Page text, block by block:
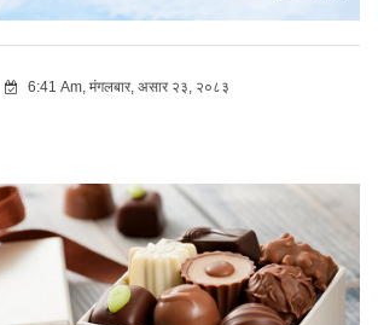
6:41 Am, मंगलबार, असार २३, २०८३